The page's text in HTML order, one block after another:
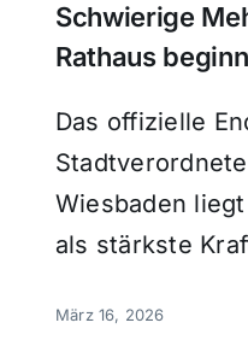
Schwierige
Rathaus
Das offizielle
Wiesbaden
als stärkste
März 16, 2026